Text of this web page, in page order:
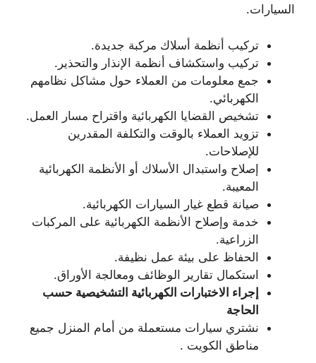
السيارات.
تركيب أنظمة أسلاك مركبة جديدة.
تركيب واستكشاف أنظمة الإنذار والتحذير.
جمع معلومات من العملاء حول مشاكل نظامهم
الكهربائي.
تشخيص القضايا الكهربائية واقتراح مسار العمل.
تزويد العملاء بالوقت والتكلفة المقدرين
للإصلاحات.
إصلاح واستبدال الأسلاك أو الأنظمة الكهربائية
المعيبة.
صيانة قطع غيار السيارات الكهربائية.
خدمة وإصلاح الأنظمة الكهربائية على المركبات
الزراعية.
الحفاظ على بيئة عمل نظيفة.
استكمال تقارير الوظائف ومعالجة الأوراق.
إجراء الاختبارات الكهربائية التشخيصية حسب
الحاجة
نشتري سيارات مستعملة من أمام المنزل جميع
مناطق الكويت .